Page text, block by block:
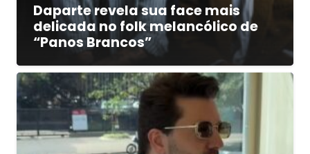
Daparte revela sua face mais
delicada no folk melancólico de
“Panos Brancos”